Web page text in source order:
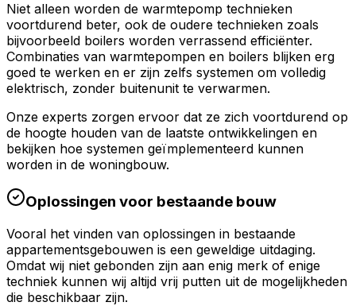
Niet alleen worden de warmtepomp technieken
voortdurend beter, ook de oudere technieken zoals
bijvoorbeeld boilers worden verrassend efficiënter.
Combinaties van warmtepompen en boilers blijken erg
goed te werken en er zijn zelfs systemen om volledig
elektrisch, zonder buitenunit te verwarmen.
Onze experts zorgen ervoor dat ze zich voortdurend op
de hoogte houden van de laatste ontwikkelingen en
bekijken hoe systemen geïmplementeerd kunnen
worden in de woningbouw.
Oplossingen voor bestaande bouw
Vooral het vinden van oplossingen in bestaande
appartementsgebouwen is een geweldige uitdaging.
Omdat wij niet gebonden zijn aan enig merk of enige
techniek kunnen wij altijd vrij putten uit de mogelijkheden
die beschikbaar zijn.